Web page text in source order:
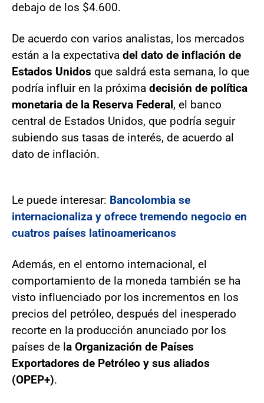
debajo de los $4.600.
De acuerdo con varios analistas, los mercados
están a la expectativa del dato de inflación de
Estados Unidos que saldrá esta semana, lo que
podría influir en la próxima decisión de política
monetaria de la Reserva Federal, el banco
central de Estados Unidos, que podría seguir
subiendo sus tasas de interés, de acuerdo al
dato de inflación.
Le puede interesar: Bancolombia se
internacionaliza y ofrece tremendo negocio en
cuatros países latinoamericanos
Además, en el entorno internacional, el
comportamiento de la moneda también se ha
visto influenciado por los incrementos en los
precios del petróleo, después del inesperado
recorte en la producción anunciado por los
países de la Organización de Países
Exportadores de Petróleo y sus aliados
(OPEP+).